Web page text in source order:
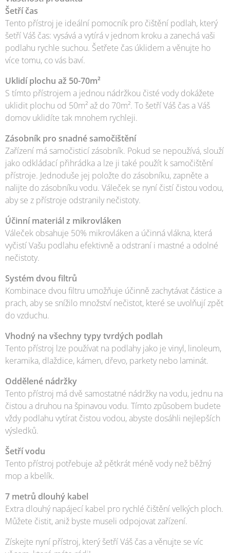
Šetří čas
Tento přístroj je ideální pomocník pro čištění podlah, který
šetří Váš čas: vysává a vytírá v jednom kroku a zanechá vaši
podlahu rychle suchou. Šetřete čas úklidem a věnujte ho
více tomu, co vás baví.
Uklidí plochu až 50-70m²
S tímto přístrojem a jednou nádržkou čisté vody dokážete
uklidit plochu od 50m² až do 70m². To šetří Váš čas a Váš
domov uklidíte tak mnohem rychleji.
Zásobník pro snadné samočištění
Zařízení má samočisticí zásobník. Pokud se nepoužívá, slouží
jako odkládací přihrádka a lze ji také použít k samočištění
přístroje. Jednoduše jej položte do zásobníku, zapněte a
nalijte do zásobníku vodu. Váleček se nyní čistí čistou vodou,
aby se z přístroje odstranily nečistoty.
Účinní materiál z mikrovláken
Váleček obsahuje 50% mikrovláken a účinná vlákna, která
vyčistí Vašu podlahu efektivně a odstraní i mastné a odolné
nečistoty.
Systém dvou filtrů
Kombinace dvou filtru umožňuje účinně zachytávat částice a
prach, aby se snížilo množství nečistot, které se uvolňují zpět
do vzduchu.
Vhodný na všechny typy tvrdých podlah
Tento přístroj lze používat na podlahy jako je vinyl, linoleum,
keramika, dlaždice, kámen, dřevo, parkety nebo laminát.
Oddělené nádržky
Tento přístroj má dvě samostatné nádržky na vodu, jednu na
čistou a druhou na špinavou vodu. Tímto způsobem budete
vždy podlahu vytírat čistou vodou, abyste dosáhli nejlepších
výsledků.
Šetří vodu
Tento přístroj potřebuje až pětkrát méně vody než běžný
mop a kbelík.
7 metrů dlouhý kabel
Extra dlouhý napájecí kabel pro rychlé čištění velkých ploch.
Můžete čistit, aniž byste museli odpojovat zařízení.
Získejte nyní přístroj, který šetří Váš čas a věnujte se víc